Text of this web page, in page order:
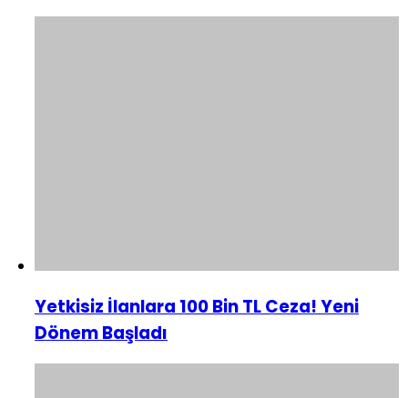
Yetkisiz İlanlara 100 Bin TL Ceza! Yeni
Dönem Başladı